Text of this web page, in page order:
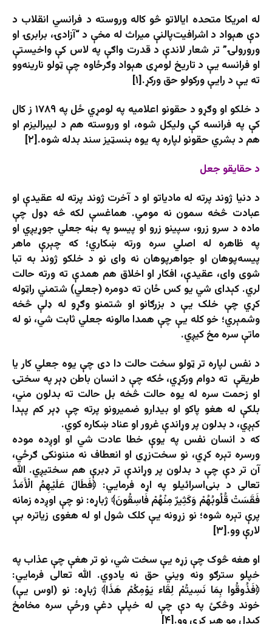
له امریکا متحده ایالاتو څو کاله وروسته د فرانسي انقلاب د
دې هېواد د اشرافیت‌پالنې‌ میراث له مخې د “آزادۍ، برابرۍ او
ورورولۍ” تر شعار لاندې د قدرت واګې په لاس کې واخیستې
او فرانسه یې د تاریخ لومړی هېواد وګرځاوه چې ټولو نارینه‌وو
ته یې د رایې ورکولو حق ورکړ.[۱]
د خلکو او وګړو د حقونو اعلامیه په لومړي ځل په ۱۷۸۹ ز کال
کې په فرانسه کې ولیکل شوه، او وروسته هم د لیبرالیزم او
هم د بشري حقونو لپاره په یوه بنسټیز سند بدله شوه.[۲]
د حقایقو جعل
د دنیا ژوند پرته له مادیاتو او د آخرت ژوند پرته له عقیدې او
عبادت څخه سمون نه مومي. هماغسې لکه څه ډول چې
ماده د سرو زرو، سپینو زرو او پیسو په بڼه جعلي جوړیږي او
په ظاهره له اصلي سره ورته ښکاري؛ که چېرې ماهر
پیسه‌پوهان او جواهرپوهان نه وای نو د خلکو ژوند به تبا
شوی وای، عقیدې، افکار او اخلاق هم همدې ته ورته حالت
لري. کېدای شي یو کس ځان ته دومره (جعلي) شتمني راټوله
کړي چې خلک یې د بزرګانو او شتمنو وګړو له ډلې څخه
وشمېري؛ خو کله یې چې همدا مالونه جعلي ثابت شي، نو له
ماتې سره مخ کیږي.
د نفس لپاره تر ټولو سخت حالت دا دی چې یوه جعلي کار یا
طریقې ته دوام ورکړي، ځکه چې د انسان باطن ډېر په سختۍ
او زحمت سره له یوه حالت څخه بل حالت ته بدلون مني،
بلکې له هغو پاکو او بیدارو ضمیرونو پرته چې ډېر کم پېدا
کېږي، د بدلون پر وړاندې غرور او عناد ښکاره کوي.
که د انسان نفس په یوې خطا عادت شي او اوږده موده
ورسره تېره کړي، نو سخت‌زړی او انعطاف نه مننونکی ګرځي،
آن تر دې چې د بدلون پر وړاندې تر ډبرې هم سختیږي. الله
تعالی د بنی‌اسرائیلو په اړه فرمایي: ﴿فَطَالَ عَلَيْهِمُ الْأَمَدُ
فَقَسَتْ قُلُوبُهُمْ وَكَثِيرٌ مِنْهُمْ فَاسِقُونَ﴾ ژباړه: نو چې اوږده زمانه
پرې تېره شوه؛ نو زړونه يې كلک شول او له هغوى زياتره بې
لارې وو.[۳]
او هغه څوک چې زړه‌ یې سخت شي، نو تر هغې چې عذاب په
خپلو سترګو ونه ویني حق نه یادوي. الله تعالی فرمایي:
﴿فَذُوقُوا بِمَا نَسِيتُمْ لِقَاء يَوْمِكُمْ هَذَا﴾ ژباړه: نو (اوس يې)
خوند وڅكئ په دې چې له خپلې دغې ورځې سره مخامخ